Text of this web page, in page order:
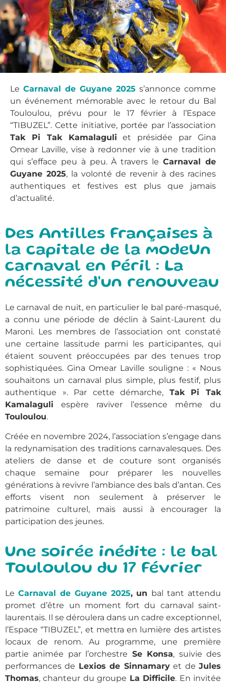
Le Carnaval de Guyane 2025 s’annonce comme
un événement mémorable avec le retour du Bal
Touloulou, prévu pour le 17 février à l’Espace
“TIBUZEL”. Cette initiative, portée par l’association
Tak Pi Tak Kamalaguli et présidée par Gina
Omear Laville, vise à redonner vie à une tradition
qui s’efface peu à peu. À travers leCarnaval de
Guyane 2025, la volonté de revenir à des racines
authentiques et festives est plus que jamais
d’actualité.
Des Antilles Françaises à
la capitale de la modeUn
carnaval en Péril : La
nécessité d'un renouveau
Le carnaval de nuit, en particulier le bal paré-masqué,
a connu une période de déclin à Saint-Laurent du
Maroni. Les membres de l’association ont constaté
une certaine lassitude parmi les participantes, qui
étaient souvent préoccupées par des tenues trop
sophistiquées. Gina Omear Laville souligne : « Nous
souhaitons un carnaval plus simple, plus festif, plus
authentique ». Par cette démarche, Tak Pi Tak
Kamalaguli espère raviver l’essence même du
Touloulou.
Créée en novembre 2024, l’association s’engage dans
la redynamisation des traditions carnavalesques. Des
ateliers de danse et de couture sont organisés
chaque semaine pour préparer les nouvelles
générations à revivre l’ambiance des bals d’antan. Ces
efforts visent non seulement à préserver le
patrimoine culturel, mais aussi à encourager la
participation des jeunes.
Une soirée inédite : le bal
Touloulou du 17 Février
Le Carnaval de Guyane 2025, un bal tant attendu
promet d’être un moment fort du carnaval saint-
laurentais. Il se déroulera dans un cadre exceptionnel,
l’Espace “TIBUZEL”, et mettra en lumière des artistes
locaux de renom. Au programme, une première
partie animée par l’orchestre Se Konsa, suivie des
performances de Lexios de Sinnamaryet deJules
Thomas, chanteur du groupe La Difficile. En invitée